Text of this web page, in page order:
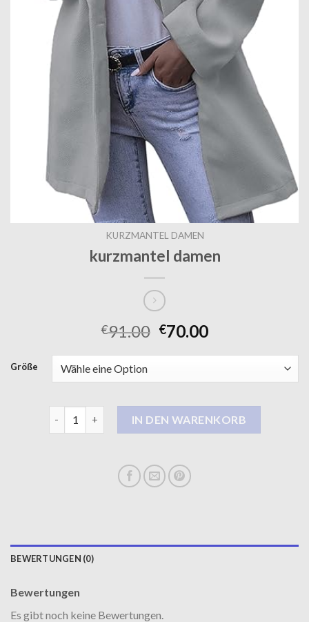
KURZMANTEL DAMEN
kurzmantel damen
€91.00 €70.00
Größe
IN DEN WARENKORB
BEWERTUNGEN (0)
Bewertungen
Es gibt noch keine Bewertungen.